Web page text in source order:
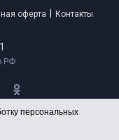
персональных
оферта Контакты
РФ